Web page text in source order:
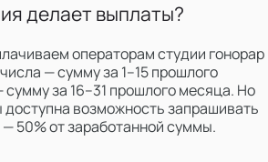
делает выплаты?
операторам студии гонорар
— сумму за 1–15 прошлого
сумму за 16–31 прошлого месяца. Но
возможность запрашивать
50% от заработанной суммы.